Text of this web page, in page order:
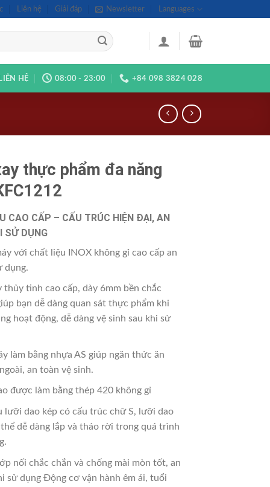
Liên hệ Giải đáp Newsletter Languages
LIÊN HỆ 08:00 - 23:00 +84 098 3824 028
thực phẩm đa năng
CAO CẤP – CẤU TRÚC HIỆN ĐẠI, AN
SỬ DỤNG
với chất liệu INOX không gỉ cao cấp an
dụng.
thủy tinh cao cấp, dày 6mm bền chắc
bạn dễ dàng quan sát thực phẩm khi
hoạt động, dễ dàng vệ sinh sau khi sử
làm bằng nhựa AS giúp ngăn thức ăn
an toàn vệ sinh.
được làm bằng thép 420 không gỉ
lưỡi dao kép có cấu trúc chữ S, lưỡi dao
thể dễ dàng lắp và tháo rời trong quá trình
nối chắc chắn và chống mài mòn tốt, an
sử dụng Động cơ vận hành êm ái, tuổi